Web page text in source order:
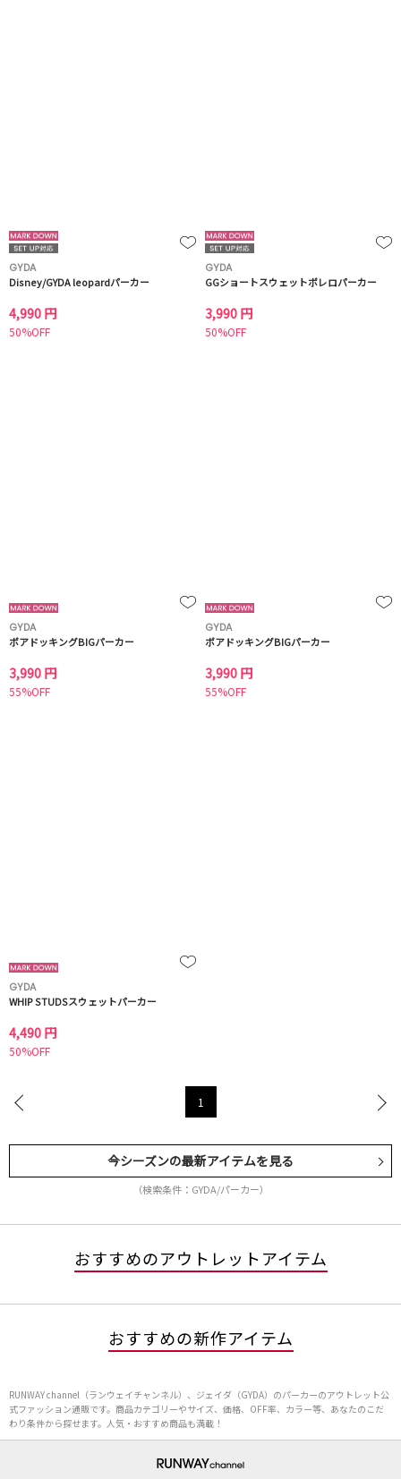
GYDA
Disney/GYDA leopardパーカー
4,990 円
50%OFF
GYDA
GGショートスウェットボレロパーカー
3,990 円
50%OFF
GYDA
ボアドッキングBIGパーカー
3,990 円
55%OFF
GYDA
ボアドッキングBIGパーカー
3,990 円
55%OFF
GYDA
WHIP STUDSスウェットパーカー
4,490 円
50%OFF
1
今シーズンの最新アイテムを見る
（検索条件：GYDA/パーカー）
おすすめのアウトレットアイテム
おすすめの新作アイテム
RUNWAY channel（ランウェイチャンネル）、ジェイダ（GYDA）のパーカーのアウトレット公
式ファッション通販です。商品カテゴリーやサイズ、価格、OFF率、カラー等、あなたのこだ
わり条件から探せます。人気・おすすめ商品も満載！